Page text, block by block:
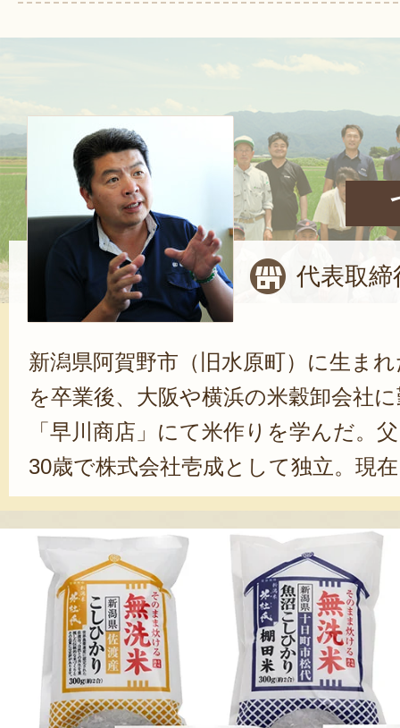
代表取締
新潟県阿賀野市（旧水原町）に生ま
を卒業後、大阪や横浜の米穀卸会社
「早川商店」にて米作りを学んだ。
30歳で株式会社壱成として独立。現
幼少期は、教職に就きたかった早川
の事業と合わせて「人材育成」を行
壱成で行っている栽培の指導だけで
値観の育成をし、コンサルティング
材を輩出していくのが目標だ。新し
戦していく姿勢の早川さん。今後の
る。